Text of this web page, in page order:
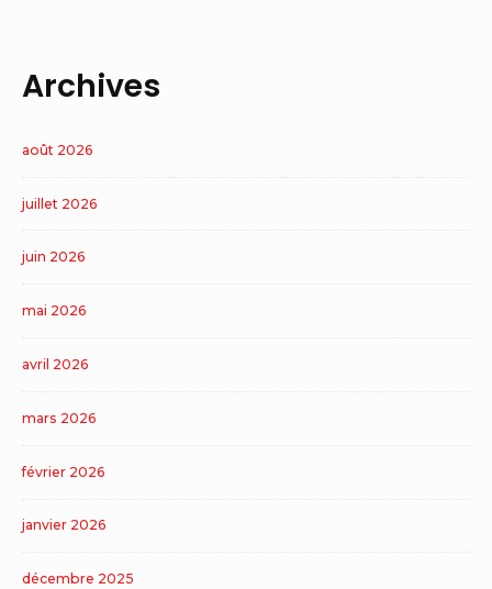
Archives
août 2026
juillet 2026
juin 2026
mai 2026
avril 2026
mars 2026
février 2026
janvier 2026
décembre 2025